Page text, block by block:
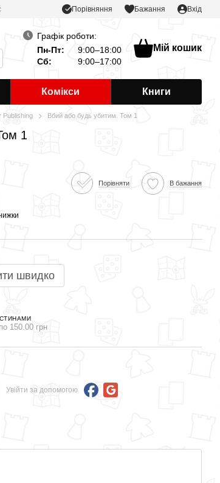
Порівняння Бажання Вхід
Графік роботи:
Пн-Пт:
9:00–18:00
Сб:
9:00–17:00
Мій кошик
Комікси Книги
Publishing Вбий або будь убитим. Том 1
1
Порівняти В бажання
швидко
150.00 грн
Увійти за допомогою